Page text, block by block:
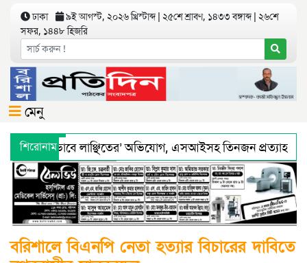
ঢাকা
৯ই আগস্ট, ২০২৬ খ্রিস্টাব্দ | ২৫শে শ্রাবণ, ১৪৩৩ বঙ্গাব্দ | ২৬শে
সফর, ১৪৪৮ হিজরি
মেনু
শিরোনাম
‘শারীরিকভাবে লাঞ্ছিতের’ অভিযোগ, এসআইসহ তিনজন প্রত্যাহার
অধিদফতরের মহাপরিচালকের হুশিয়ারী
বরিশালে শ্রমিকদের
বরিশালে বিএনপি নেতা হত্যার বিচারের দাবিতে